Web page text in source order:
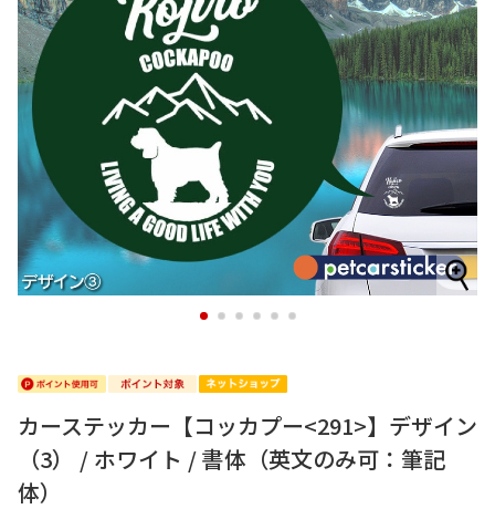
1 2 3 4 5 6
カーステッカー【コッカプー<291>】デザイン
（3） / ホワイト / 書体（英文のみ可：筆記
体）